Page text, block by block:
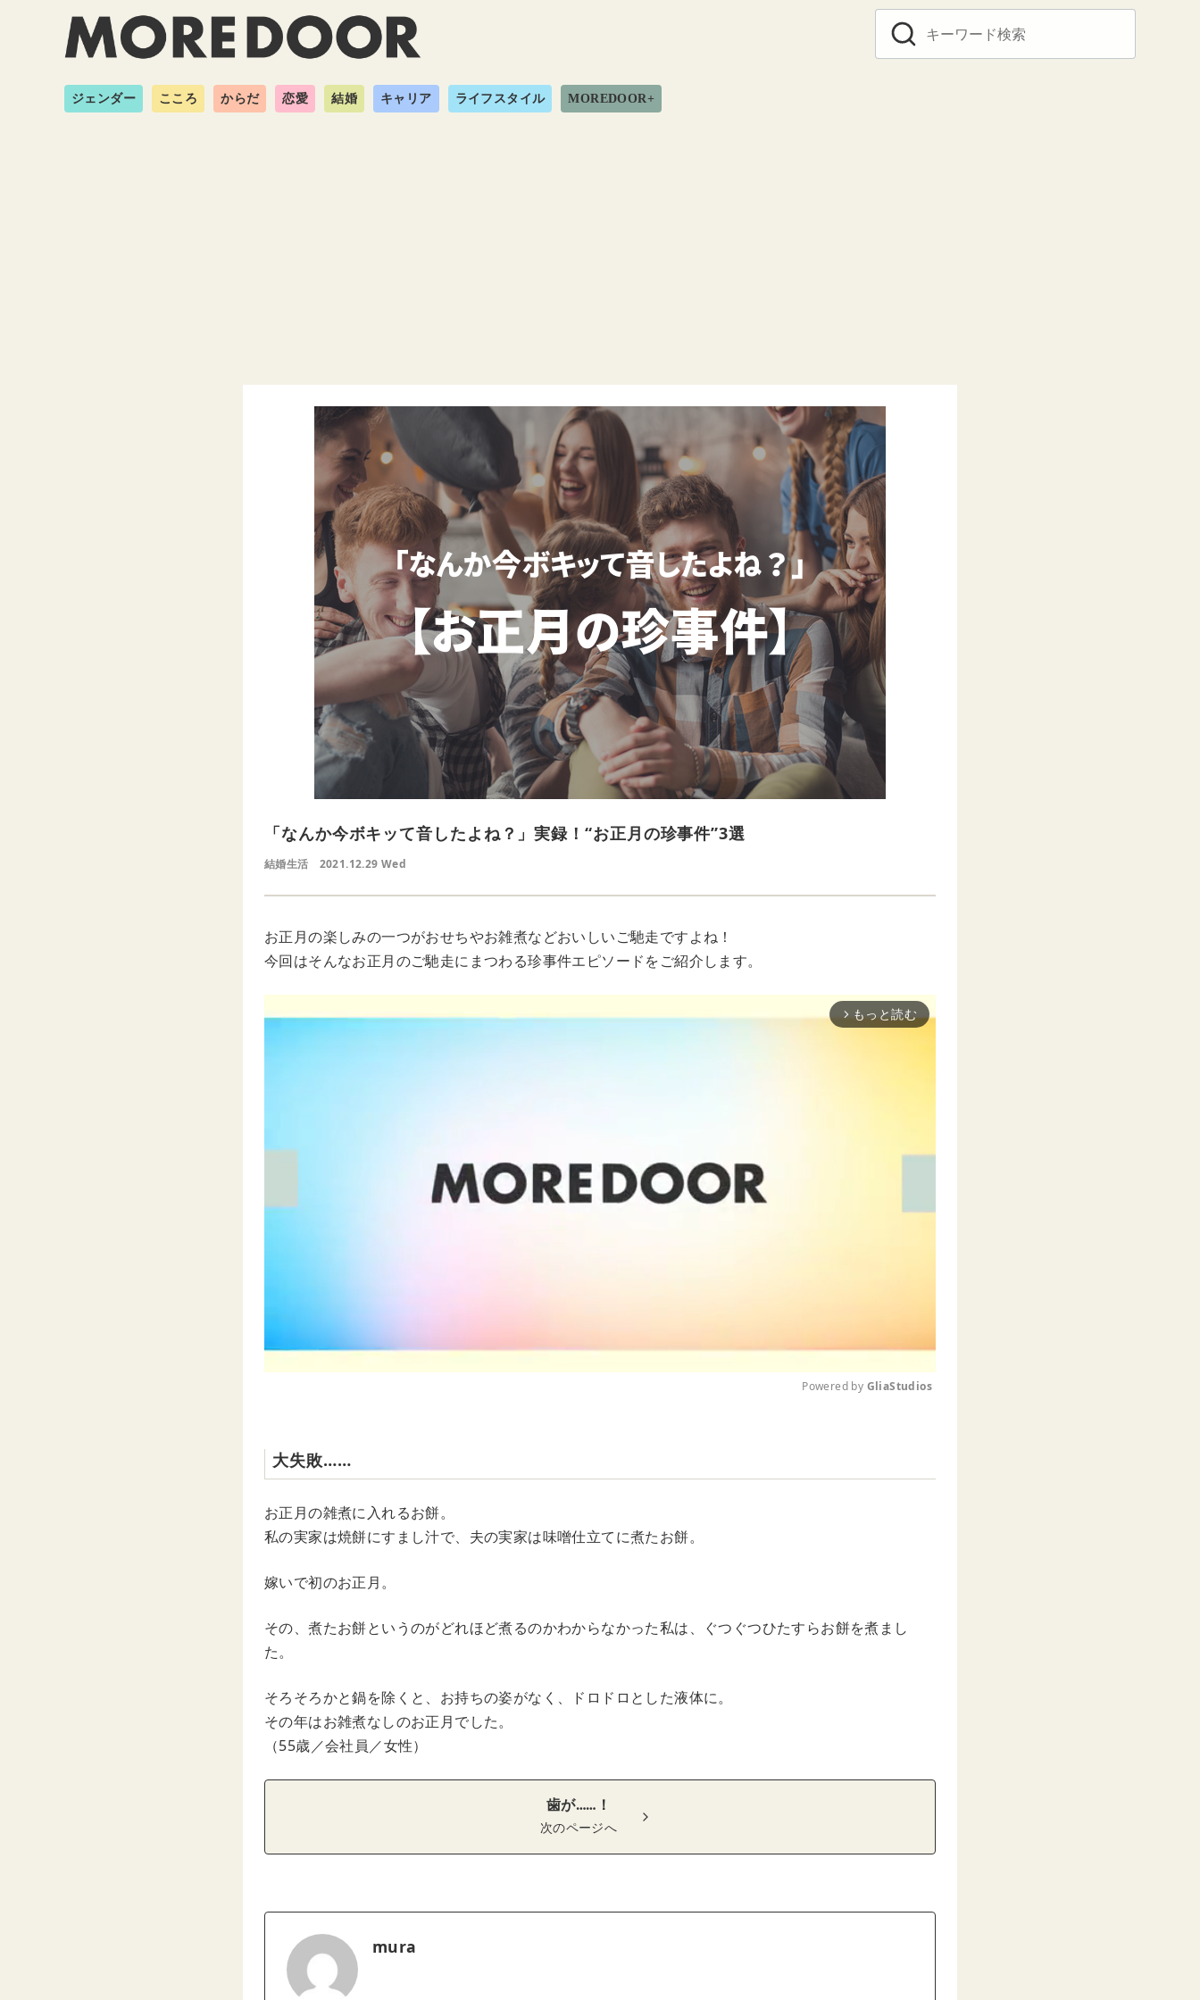
ジェンダー こころ からだ 恋愛 結婚 キャリア ライフスタイル MOREDOOR+
「なんか今ボキッて音したよね？」実録！“お正月の珍事件”3選
結婚生活 2021.12.29 Wed
お正月の楽しみの一つがおせちやお雑煮などおいしいご馳走ですよね！
今回はそんなお正月のご馳走にまつわる珍事件エピソードをご紹介します。
arrow_forward_ios もっと読む
t
Powered by GliaStudios
大失敗……
お正月の雑煮に入れるお餅。
私の実家は焼餅にすまし汁で、夫の実家は味噌仕立てに煮たお餅。
嫁いで初のお正月。
その、煮たお餅というのがどれほど煮るのかわからなかった私は、ぐつぐつひたすらお餅を煮まし
た。
そろそろかと鍋を除くと、お持ちの姿がなく、ドロドロとした液体に。
その年はお雑煮なしのお正月でした。
（55歳／会社員／女性）
歯が……！
次のページへ
mura